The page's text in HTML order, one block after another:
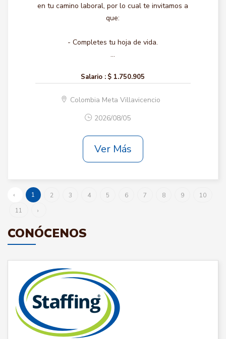
en tu camino laboral, por lo cual te invitamos a
que:
- Completes tu hoja de vida.
...
Salario : $ 1.750.905
Colombia Meta Villavicencio
2026/08/05
Ver Más
‹ 1 2 3 4 5 6 7 8 9
10
11
›
CONÓCENOS